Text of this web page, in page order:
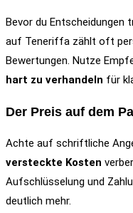
Bevor du Entscheidungen
auf Teneriffa zählt oft
Bewertungen. Nutze
hart zu verhandeln für
Der Preis auf dem
Achte auf schriftliche
versteckte Kosten
Aufschlüsselung und
deutlich mehr.